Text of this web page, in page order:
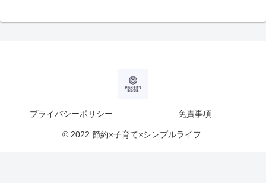
プライバシーポリシー 免責事項
© 2022 節約×子育て×シンプルライフ.